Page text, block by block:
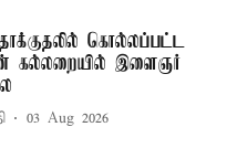
கொல்லப்பட்ட
கல்லறையில் இளைஞர்
03 Aug 2026